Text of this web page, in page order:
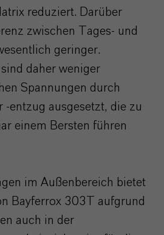
reduziert. Darüber
zwischen Tages- und
geringer.
daher weniger
Spannungen durch
entzug ausgesetzt, die zu
einem Bersten führen
im Außenbereich bietet
Bayferrox 303T aufgrund
auch in der